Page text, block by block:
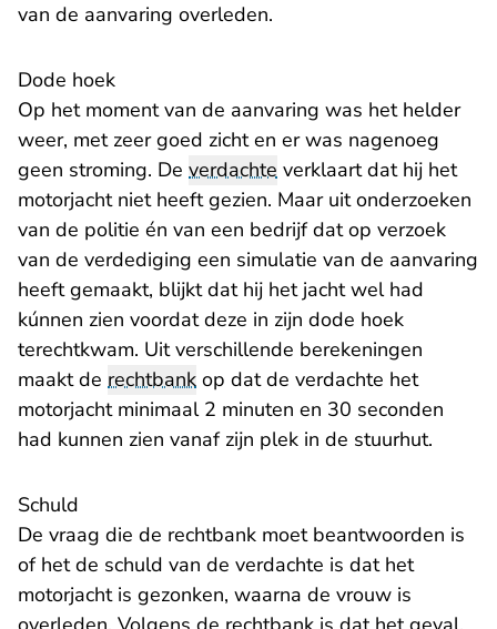
van de aanvaring overleden.
Dode hoek
Op het moment van de aanvaring was het helder
weer, met zeer goed zicht en er was nagenoeg
geen stroming. De verdachte verklaart dat hij het
motorjacht niet heeft gezien. Maar uit onderzoeken
van de politie én van een bedrijf dat op verzoek
van de verdediging een simulatie van de aanvaring
heeft gemaakt, blijkt dat hij het jacht wel had
kúnnen zien voordat deze in zijn dode hoek
terechtkwam. Uit verschillende berekeningen
maakt de rechtbank op dat de verdachte het
motorjacht minimaal 2 minuten en 30 seconden
had kunnen zien vanaf zijn plek in de stuurhut.
Schuld
De vraag die de rechtbank moet beantwoorden is
of het de schuld van de verdachte is dat het
motorjacht is gezonken, waarna de vrouw is